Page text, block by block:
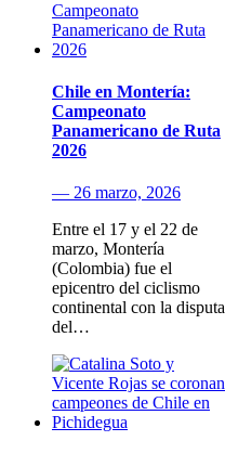
Chile en Montería:
Campeonato
Panamericano de Ruta
2026
— 26 marzo, 2026
Entre el 17 y el 22 de
marzo, Montería
(Colombia) fue el
epicentro del ciclismo
continental con la disputa
del…